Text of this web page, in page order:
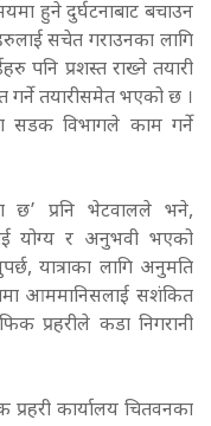
हुने दुर्घटनाबाट बचाउन
सचेत गराउनका लागि
पनि प्रशस्त राख्ने तयारी
तयारीसमेत भएको छ ।
सडक विभागले काम गर्ने
छ’ प्रनि भेटवालले भने,
योग्य र अनुभवी भएको
यात्राका लागि अनुमति
आममानिसलाई सशंकित
प्रहरीले कडा निगरानी
कार्यालय चितवनका